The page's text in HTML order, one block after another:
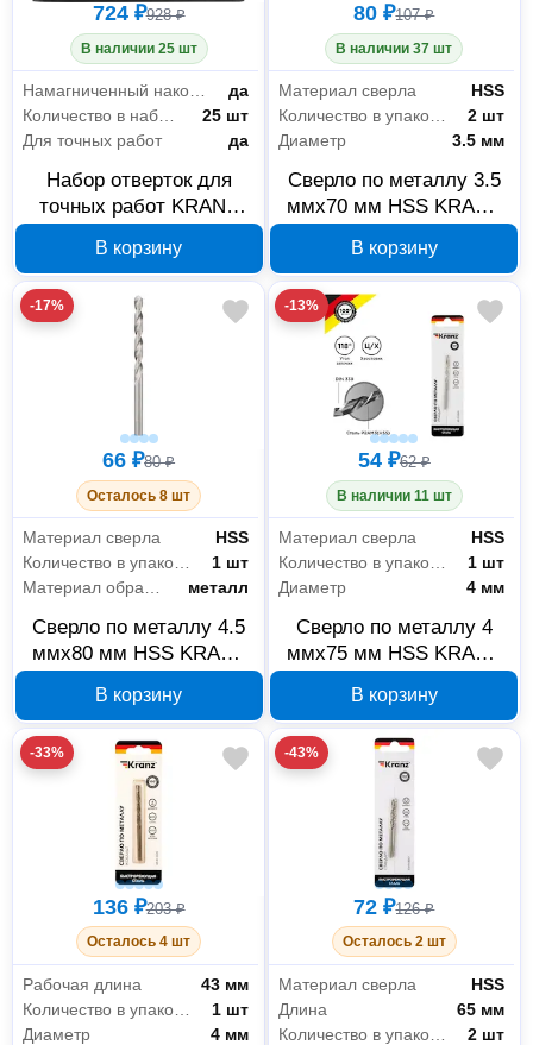
724 ₽928 ₽
В наличии 25 шт
Намагниченный наконечник
да
Количество в наборе
25 шт
Для точных работ
да
Набор отверток для
точных работ KRANZ
12-4751
В корзину
80 ₽107 ₽
В наличии 37 шт
Материал сверла
HSS
Количество в упаковке
2 шт
Диаметр
3.5 мм
Сверло по металлу 3.5
ммx70 мм HSS KRANZ
В корзину
-17%
66 ₽80 ₽
Осталось 8 шт
Материал сверла
HSS
1 шт
металл
Сверло по металлу 4.5
ммx80 мм HSS KRANZ
В корзину
-13%
54 ₽62 ₽
В наличии 11 шт
Материал сверла
HSS
Количество в упаковке
1 шт
Диаметр
4 мм
Сверло по металлу 4
ммx75 мм HSS KRANZ
В корзину
-33%
136 ₽203 ₽
Осталось 4 шт
Рабочая длина
43 мм
1 шт
Диаметр
4 мм
-43%
72 ₽126 ₽
Осталось 2 шт
Материал сверла
HSS
Длина
65 мм
Количество в упаковке
2 шт